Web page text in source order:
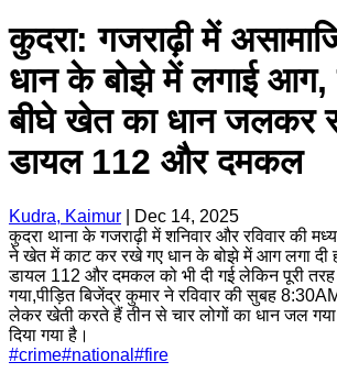
कुदरा: गजराढ़ी में
धान के बोझे में लगाई
बीघे खेत का धान जलकर
डायल 112 और दमकल
Kudra, Kaimur
Dec 14, 2025
कुदरा थाना के गजराढ़ी में शनिवार और रविवार की
ने खेत में काट कर रखे गए धान के बोझे में आग लगा दी
डायल 112 और दमकल को भी दी गई लेकिन पूरी
गया,पीड़ित बिजेंद्र कुमार ने रविवार की सुबह
लेकर खेती करते हैं तीन से चार लोगों का धान जल
दिया गया है।
#crime#national #fire